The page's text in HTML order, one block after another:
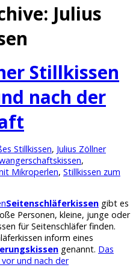
Julius
Stillkissen
nach der
Stillkissen, Julius Zöllner
,
Mikroperlen, Stillkissen zum
Seitenschläferkissen gibt es
Personen, kleine, junge oder
für Seitenschläfer finden.
inform eines
genannt. Das
und nach der